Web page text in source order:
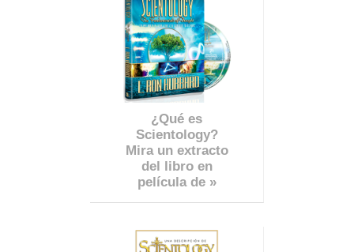
¿Qué es
Scientology?
Mira un extracto
del libro en
película de »